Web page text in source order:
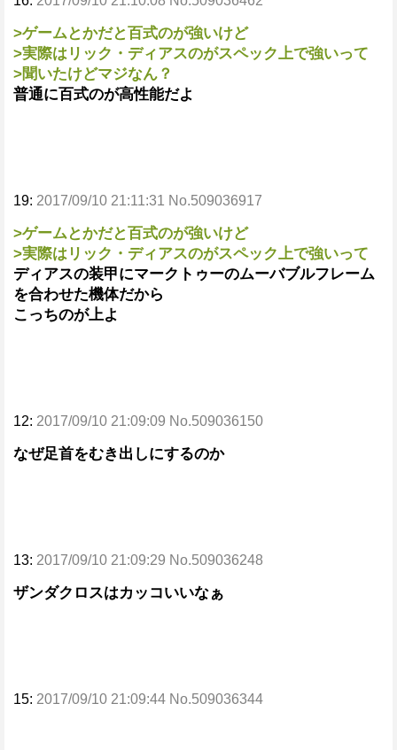
>ゲームとかだと百式のが強いけど
>実際はリック・ディアスのがスペック上で強いって
>聞いたけどマジなん？
普通に百式のが高性能だよ
19: 2017/09/10 21:11:31 No.509036917
>ゲームとかだと百式のが強いけど
>実際はリック・ディアスのがスペック上で強いって
ディアスの装甲にマークトゥーのムーバブルフレーム
を合わせた機体だから
こっちのが上よ
12: 2017/09/10 21:09:09 No.509036150
なぜ足首をむき出しにするのか
13: 2017/09/10 21:09:29 No.509036248
ザンダクロスはカッコいいなぁ
15: 2017/09/10 21:09:44 No.509036344